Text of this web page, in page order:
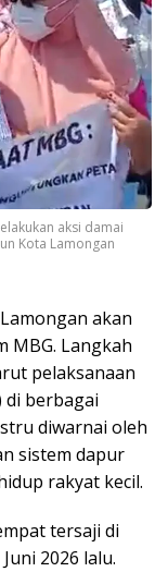
aksi damai
Kota Lamongan
akan
MBG. Langkah
pelaksanaan
di berbagai
diwarnai oleh
sistem dapur
rakyat kecil.
tersaji di
2026 lalu.